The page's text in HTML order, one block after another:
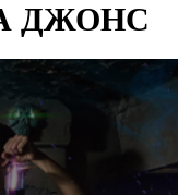
ДЖОНС